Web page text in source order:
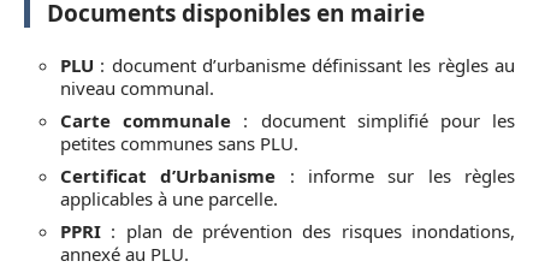
Documents disponibles en mairie
PLU : document d’urbanisme définissant les règles au
niveau communal.
Carte communale : document simplifié pour les
petites communes sans PLU.
Certificat d’Urbanisme : informe sur les règles
applicables à une parcelle.
PPRI : plan de prévention des risques inondations,
annexé au PLU.